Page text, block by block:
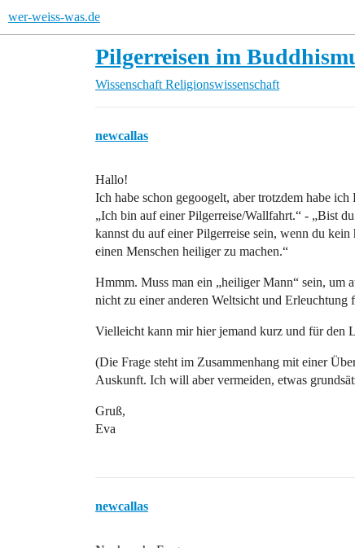
wer-weiss-was.de
Pilgerreisen im
Wissenschaft Religionswissenschaft
newcallas
Hallo!
Ich habe schon gegoogelt, aber trotzdem habe
„Ich bin auf einer Pilgerreise/Wallfahrt.“ - „Bist
kannst du auf einer Pilgerreise sein, wenn du
einen Menschen heiliger zu machen.“
Hmmm. Muss man ein „heiliger Mann“ sein, um
nicht zu einer anderen Weltsicht und
Vielleicht kann mir hier jemand kurz und für den
(Die Frage steht im Zusammenhang mit einer
Auskunft. Ich will aber vermeiden, etwas
Gruß,
Eva
newcallas